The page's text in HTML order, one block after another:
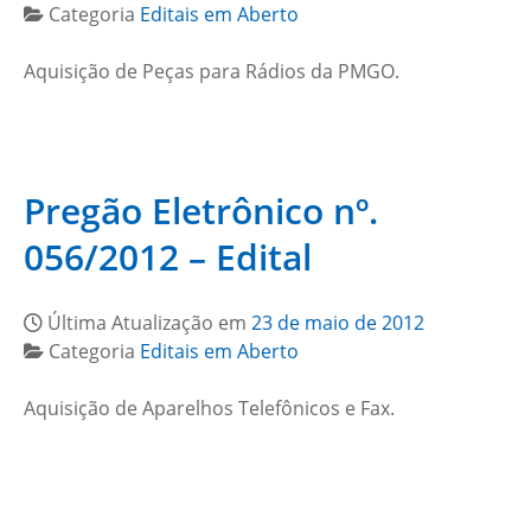
Categoria Editais em Aberto
Aquisição de Peças para Rádios da PMGO.
Pregão Eletrônico nº.
056/2012 – Edital
Última Atualização em 23 de maio de 2012
Categoria Editais em Aberto
Aquisição de Aparelhos Telefônicos e Fax.